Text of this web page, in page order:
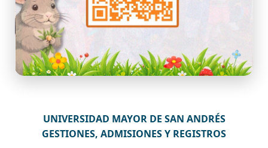
UNIVERSIDAD MAYOR DE SAN ANDRÉS
GESTIONES, ADMISIONES Y REGISTROS